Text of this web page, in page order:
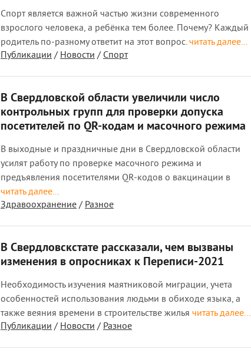
Спорт является важной частью жизни современного
взрослого человека, а ребёнка тем более. Почему? Каждый
родитель по-разному ответит на этот вопрос.читать далее...
Публикации/ Новости/ Спорт
В Свердловской области увеличили число
контрольных групп для проверки допуска
посетителей по QR-кодам и масочного режима
В выходные и праздничные дни в Свердловской области
усилят работу по проверке масочного режима и
предъявления посетителями QR-кодов о вакцинации в
читать далее...
Здравоохранение/ Разное
В Свердловскстате рассказали, чем вызваны
изменения в опросниках к Переписи-2021
Необходимость изучения маятниковой миграции, учета
особенностей использования людьми в обиходе языка, а
также веяния времени в строительстве жилья читать далее...
Публикации/ Новости/ Разное